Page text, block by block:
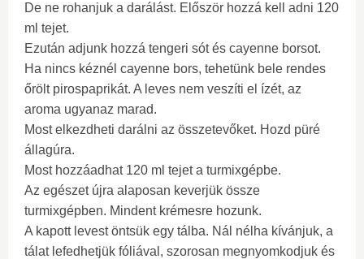
De ne rohanjuk a darálást. Először hozzá kell adni 120
ml tejet.
Ezután adjunk hozzá tengeri sót és cayenne borsot.
Ha nincs kéznél cayenne bors, tehetünk bele rendes
őrölt pirospaprikát. A leves nem veszíti el ízét, az
aroma ugyanaz marad.
Most elkezdheti darálni az összetevőket. Hozd püré
állagúra.
Most hozzáadhat 120 ml tejet a turmixgépbe.
Az egészet újra alaposan keverjük össze
turmixgépben. Mindent krémesre hozunk.
A kapott levest öntsük egy tálba. Nál nélha kívánjuk, a
tálat lefedhetjük fóliával, szorosan megnyomkodjuk és